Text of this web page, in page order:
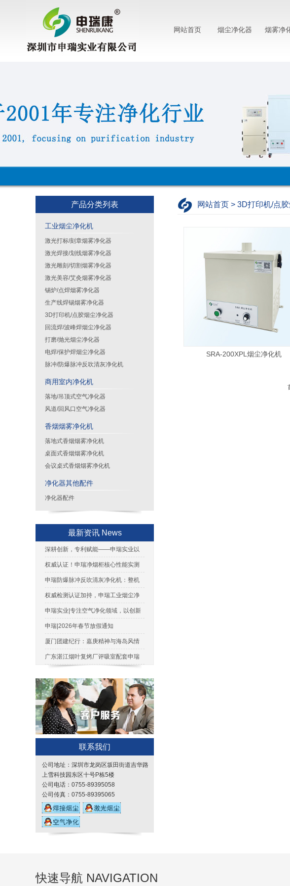
网站首页 烟尘净化器 烟雾净
产品分类列表
工业烟尘净化机
激光打标/刻章烟雾净化器
激光焊接/划线烟雾净化器
激光雕刻/切割烟雾净化器
激光美容/艾灸烟雾净化器
锡炉/点焊烟雾净化器
生产线焊锡烟雾净化器
3D打印机/点胶烟尘净化器
回流焊/波峰焊烟尘净化器
打磨/抛光烟尘净化器
电焊/保护焊烟尘净化器
脉冲/防爆脉冲反吹清灰净化机
商用室内净化机
落地/吊顶式空气净化器
风道/回风口空气净化器
香烟烟雾净化机
落地式香烟烟雾净化机
桌面式香烟烟雾净化机
会议桌式香烟烟雾净化机
净化器其他配件
净化器配件
最新资讯 News
深耕创新，专利赋能——申瑞实业以
技术实力筑牢发展根基
权威认证！申瑞净烟柜核心性能实测
出炉，净烟实力用数据说话
申瑞防爆脉冲反吹清灰净化机：整机
防爆证书权威解读与合规应用
权威检测认证加持，申瑞工业烟尘净
化机助力企业轻松通过环评
申瑞实业|专注空气净化领域，以创新
实力铸就行业标杆
申瑞|2026年春节放假通知
厦门团建纪行：嘉庚精神与海岛风情
的完美融合
广东湛江烟叶复烤厂评吸室配套申瑞
联系我们
公司地址：深圳市龙岗区坂田街道吉华路
上雪科技园东区十号P栋5楼
公司电话：0755-89395058
公司传真：0755-89395065
网站首页 > 3D打印机/点
SRA-200XPL烟尘净化机
快速导航 NAVIGATION